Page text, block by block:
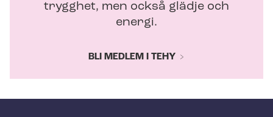
trygghet, men också glädje och
energi.
BLI MEDLEM I TEHY